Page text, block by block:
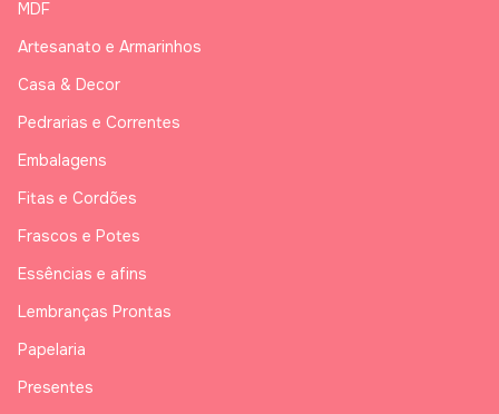
MDF
Artesanato e Armarinhos
Casa & Decor
Pedrarias e Correntes
Embalagens
Fitas e Cordões
Frascos e Potes
Essências e afins
Lembranças Prontas
Papelaria
Presentes